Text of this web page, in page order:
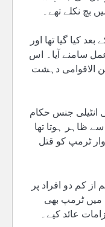
بچ نکلے تھے۔
کیا گیا تھا اور
سامنے آیا۔ اس
الاقوامی دہشت
تک امریکی انٹیلی جنس حکام
ظاہر ہوتا تھا
ٹرمپ کو قتل
از کم دو افراد پر
میں ٹرمپ بھی
عائد کیے۔